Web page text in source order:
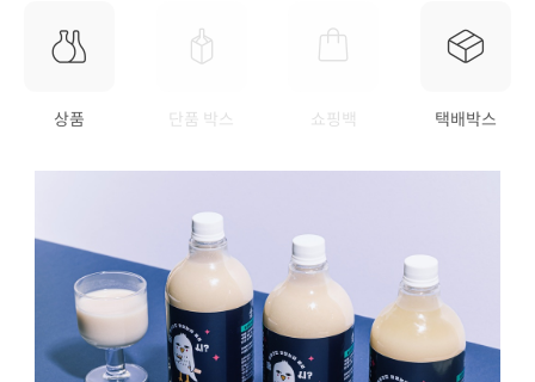
상품 단품 박스 쇼핑백 택배박스